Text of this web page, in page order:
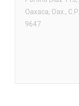
Oaxaca, Oax.,
9647